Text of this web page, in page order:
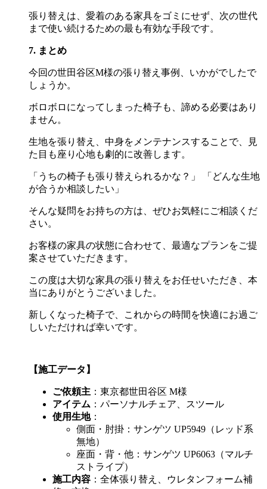
張り替えは、愛着のある家具をゴミにせず、次の世代
まで使い続けるための最も有効な手段です。
7. まとめ
今回の世田谷区M様の張り替え事例、いかがでしたで
しょうか。
ボロボロになってしまった椅子も、諦める必要はあり
ません。
生地を張り替え、中身をメンテナンスすることで、見
た目も座り心地も劇的に改善します。
「うちの椅子も張り替えられるかな？」 「どんな生地
が合うか相談したい」
そんな疑問をお持ちの方は、ぜひお気軽にご相談くだ
さい。
お客様の家具の状態に合わせて、最適なプランをご提
案させていただきます。
この度は大切な家具の張り替えをお任せいただき、本
当にありがとうございました。
新しくなった椅子で、これからの時間を快適にお過ご
しいただければ幸いです。
【施工データ】
ご依頼主 ：東京都世田谷区 M様
アイテム ：パーソナルチェア、スツール
使用生地：
側面・肘掛：サンゲツ UP5949 （レッド系
無地）
座面・背・他：サンゲツ UP6063 （マルチ
ストライプ）
施工内容 ：全体張り替え、ウレタンフォーム補